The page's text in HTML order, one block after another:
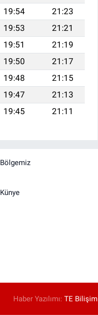
19:54
21:23
19:53
21:21
19:51
21:19
19:50
21:17
19:48
21:15
19:47
21:13
19:45 21:11
Bölgemiz
Künye
Haber Yazılımı:TE Bilişim